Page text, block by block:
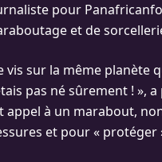
pour
et de
vis sur la même planète
pas né sûrement ! »,
appel à un marabout,
et pour « protéger